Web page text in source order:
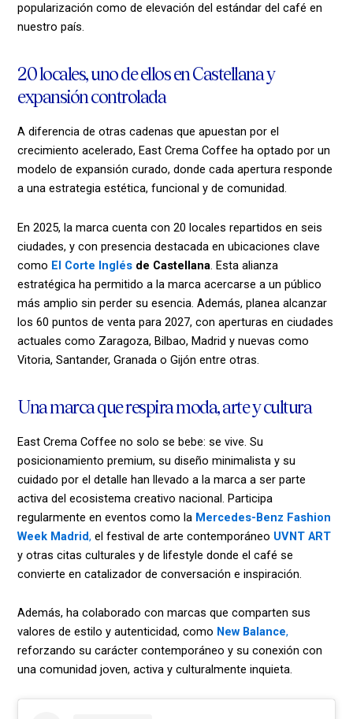
popularización como de elevación del estándar del café en
nuestro país.
20 locales, uno de ellos en Castellana y
expansión controlada
A diferencia de otras cadenas que apuestan por el
crecimiento acelerado, East Crema Coffee ha optado por un
modelo de expansión curado, donde cada apertura responde
a una estrategia estética, funcional y de comunidad.
En 2025, la marca cuenta con 20 locales repartidos en seis
ciudades, y con presencia destacada en ubicaciones clave
como El Corte Inglés de Castellana. Esta alianza
estratégica ha permitido a la marca acercarse a un público
más amplio sin perder su esencia. Además, planea alcanzar
los 60 puntos de venta para 2027, con aperturas en ciudades
actuales como Zaragoza, Bilbao, Madrid y nuevas como
Vitoria, Santander, Granada o Gijón entre otras.
Una marca que respira moda, arte y cultura
East Crema Coffee no solo se bebe: se vive. Su
posicionamiento premium, su diseño minimalista y su
cuidado por el detalle han llevado a la marca a ser parte
activa del ecosistema creativo nacional. Participa
regularmente en eventos como la Mercedes-Benz Fashion
Week Madrid, el festival de arte contemporáneo UVNT ART
y otras citas culturales y de lifestyle donde el café se
convierte en catalizador de conversación e inspiración.
Además, ha colaborado con marcas que comparten sus
valores de estilo y autenticidad, como New Balance,
reforzando su carácter contemporáneo y su conexión con
una comunidad joven, activa y culturalmente inquieta.